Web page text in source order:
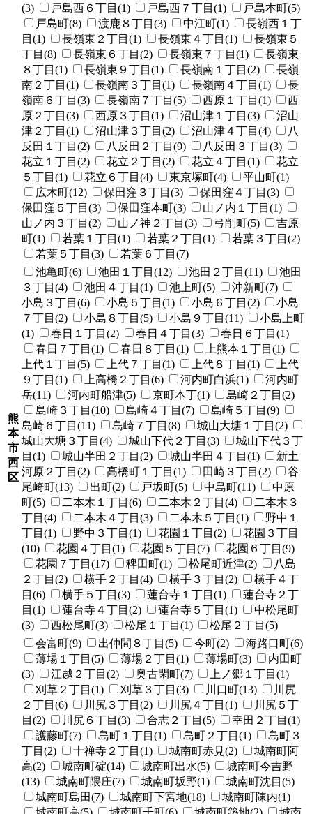
(3)
戸島西６丁目(1) 戸島西７丁目(1)
戸島本町(5)
戸島町(8)
渡鹿８丁目(3) 中江町(1)
長嶺西１丁
目(1)
長嶺東２丁目(1) 長嶺東４丁目(1)
長嶺東５
丁目(8)
長嶺東６丁目(2) 長嶺東７丁目(1)
長嶺東
８丁目(1)
長嶺東９丁目(1) 長嶺南１丁目(2)
長嶺
南２丁目(1)
長嶺南３丁目(1) 長嶺南４丁目(1)
長
嶺南６丁目(3)
長嶺南７丁目(5) 西原１丁目(1)
西
原２丁目(3)
西原３丁目(1) 沼山津１丁目(3)
沼山
津２丁目(1)
沼山津３丁目(2) 沼山津４丁目(4)
八
反田１丁目(2)
八反田２丁目(9)
八反田３丁目(3)
花立１丁目(2)
花立２丁目(2) 花立４丁目(1)
花立
５丁目(1)
花立６丁目(4) 東京塚町(4)
平山町(1)
広木町(12)
保田窪３丁目(3)
保田窪４丁目(3)
保田窪５丁目(3)
保田窪本町(3)
山ノ内１丁目(1)
山ノ内３丁目(2)
山ノ神２丁目(3) 弓削町(5)
吉原
町(1)
若葉１丁目(1) 若葉２丁目(1)
若葉３丁目(2)
若葉５丁目(3)
若葉６丁目(7)
熊
本
市
西
区
池亀町(6) 池田１丁目(12) 池田２丁目(11)
池田
３丁目(4)
池田４丁目(1) 池上町(5)
沖新町(7)
小島３丁目(6)
小島５丁目(1) 小島６丁目(2)
小島
７丁目(2)
小島８丁目(5) 小島９丁目(11)
小島上町
(1)
春日１丁目(2) 春日４丁目(3)
春日６丁目(1)
春日７丁目(1)
春日８丁目(1)
上熊本１丁目(1)
上代１丁目(5)
上代７丁目(1) 上代８丁目(1)
上代
９丁目(1)
上高橋２丁目(6) 河内町白浜(1)
河内町
岳(11)
河内町船津(5) 京町本丁(1)
島崎２丁目(2)
島崎３丁目(10)
島崎４丁目(7)
島崎５丁目(9)
島崎６丁目(11)
島崎７丁目(8)
城山大塘１丁目(2)
城山大塘３丁目(4)
城山下代２丁目(3)
城山下代３丁
目(1)
城山半田２丁目(2) 城山半田４丁目(1)
新土
河原２丁目(2)
高橋町１丁目(1) 田崎３丁目(2)
谷
尾崎町(13)
出町(2) 戸坂町(5) 中島町(11)
中原
町(5)
二本木１丁目(6) 二本木２丁目(4)
二本木３
丁目(4)
二本木４丁目(3) 二本木５丁目(1)
野中１
丁目(1)
野中３丁目(1) 花園１丁目(2)
花園３丁目
(10)
花園４丁目(1) 花園５丁目(7)
花園６丁目(9)
花園７丁目(17)
稗田町(1) 松尾町近津(2)
八島
２丁目(2)
横手２丁目(4) 横手３丁目(2)
横手４丁
目(6)
横手５丁目(3) 蓮台寺１丁目(1)
蓮台寺２丁
目(1)
蓮台寺４丁目(2) 蓮台寺５丁目(1)
中松尾町
(3)
西松尾町(3) 松尾１丁目(1) 松尾２丁目(5)
会富町(9) 出仲間８丁目(5) 今町(2)
海路口町(6)
薄場１丁目(5)
薄場２丁目(1) 薄場町(3)
内田町
(3)
江越２丁目(2) 奥古閑町(7)
上ノ郷１丁目(1)
刈草２丁目(1)
刈草３丁目(3) 川口町(13)
川尻
２丁目(6)
川尻３丁目(2) 川尻４丁目(1)
川尻５丁
目(2)
川尻６丁目(3) 合志２丁目(5)
幸田２丁目(1)
護藤町(7)
島町１丁目(1) 島町２丁目(1)
島町３
丁目(2)
十禅寺２丁目(1) 城南町赤見(2)
城南町阿
高(2)
城南町碇(14) 城南町出水(5)
城南町今吉野
(13)
城南町隈庄(7) 城南町坂野(1)
城南町沈目(5)
城南町島田(7)
城南町下宮地(18)
城南町陳内(1)